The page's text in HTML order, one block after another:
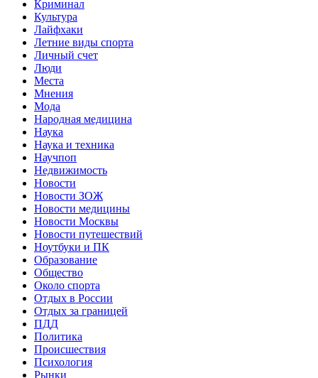
Криминал
Культура
Лайфхаки
Летние виды спорта
Личный счет
Люди
Места
Мнения
Мода
Народная медицина
Наука
Наука и техника
Научпоп
Недвижимость
Новости
Новости ЗОЖ
Новости медицины
Новости Москвы
Новости путешествий
Ноутбуки и ПК
Образование
Общество
Около спорта
Отдых в России
Отдых за границей
ПДД
Политика
Происшествия
Психология
Рынки